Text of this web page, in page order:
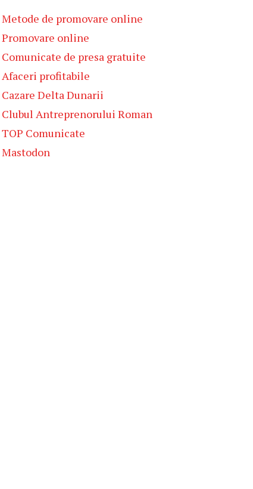
Metode de promovare online
Promovare online
Comunicate de presa gratuite
Afaceri profitabile
Cazare Delta Dunarii
Clubul Antreprenorului Roman
TOP Comunicate
Mastodon